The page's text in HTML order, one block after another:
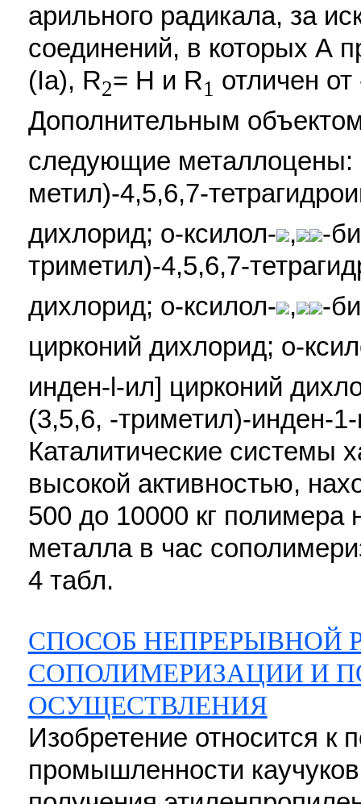
арильного радикала, за
соединений, в которых А
(Ia), R2= Н и R1 отличен
Дополнительным
следующие металлоцены:
метил)-4,5,6,7-
дихлорид; o-ксилол- ,
-
триметил)-4,5,6,7-
дихлорид; o-ксилол- ,
-
цирконий дихлорид; o-
индeн-l-ил] цирконий
(3,5,6, -триметил)-инден-
Каталитические системы
высокой активностью,
500 до 10000 кг полимера
металла в час
4 табл.
СПОСОБ НЕПРЕРЫВНОЙ
СОПОЛИМЕРИЗАЦИИ И
ОСУЩЕСТВЛЕНИЯ
Изобретение относится к
промышленности